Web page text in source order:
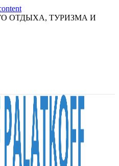
ОТДЫХА, ТУРИЗМА И